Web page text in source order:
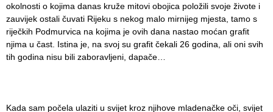
okolnosti o kojima danas kruže mitovi obojica položili svoje živote i
zauvijek ostali čuvati Rijeku s nekog malo mirnijeg mjesta, tamo s
riječkih Podmurvica na kojima je ovih dana nastao moćan grafit
njima u čast. Istina je, na svoj su grafit čekali 26 godina, ali oni svih
tih godina nisu bili zaboravljeni, dapače…
Kada sam počela ulaziti u svijet kroz njihove mladenačke oči, svijet